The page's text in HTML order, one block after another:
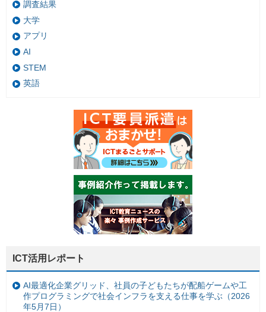
調査結果
大学
アプリ
AI
STEM
英語
ICT活用レポート
AI最適化企業グリッド、社員の子どもたちが配船ゲームや工
作プログラミングで社会インフラを支える仕事を学ぶ（2026
年5月7日）